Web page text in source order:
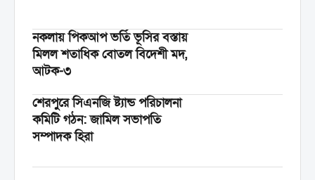
নকলায় পিকআপ ভর্তি ভূসির বস্তায়
মিলল শতাধিক বোতল বিদেশী মদ,
আটক-৩
শেরপুরে সিএনজি ষ্ট্যান্ড পরিচালনা
কমিটি গঠন: জামিল সভাপতি
সম্পাদক হিরা